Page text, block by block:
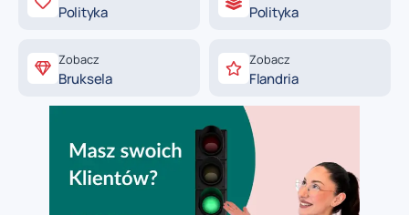
Polityka Polityka
Zobacz
Bruksela
Zobacz
Flandria